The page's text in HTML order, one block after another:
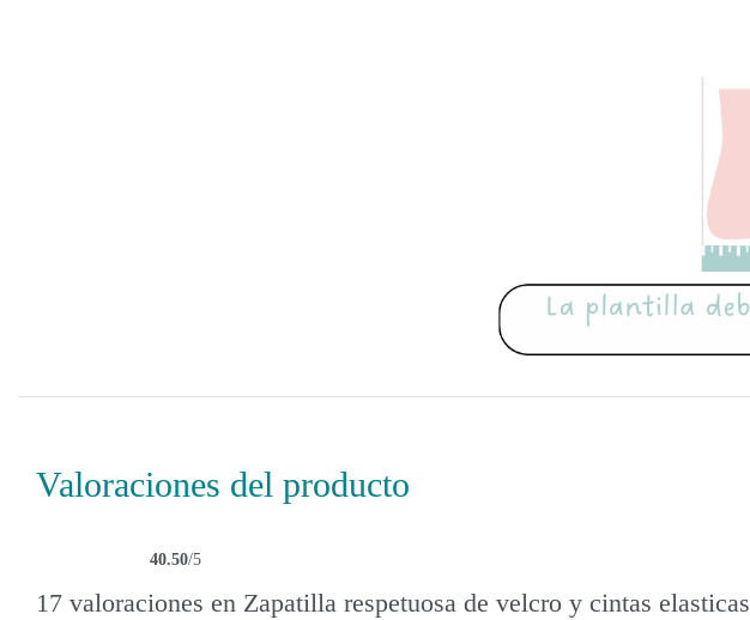
Valoraciones del producto
40.50/5
17 valoraciones en Zapatilla respetuosa de velcro y cintas elasticas